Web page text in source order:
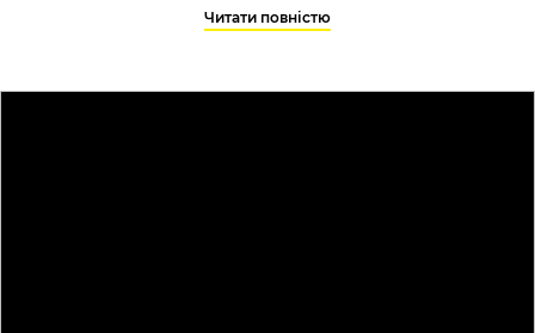
Читати повністю